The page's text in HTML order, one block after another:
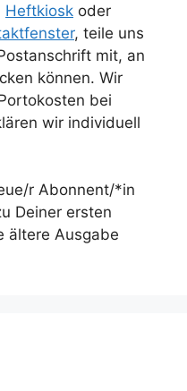
Heftkiosk oder
, teile uns
mit, an
können. Wir
bei
wir individuell
r Abonnent/*in
Deiner ersten
ältere Ausgabe